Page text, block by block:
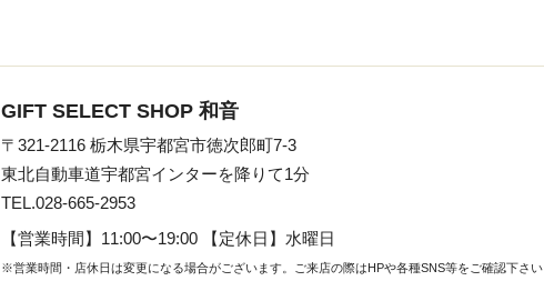
GIFT SELECT SHOP 和音
〒321-2116 栃木県宇都宮市徳次郎町7-3
東北自動車道宇都宮インターを降りて1分
TEL.028-665-2953
【営業時間】 11:00〜19:00 【定休日】水曜日
※営業時間・店休日は変更になる場合がございます。 ご来店の際はHPや各種SNS等をご確認下さい